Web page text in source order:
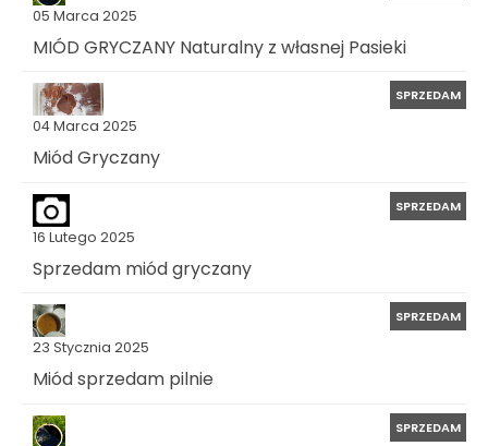
05 Marca 2025
MIÓD GRYCZANY Naturalny z własnej Pasieki
04 Marca 2025
SPRZEDAM
Miód Gryczany
16 Lutego 2025
SPRZEDAM
Sprzedam miód gryczany
23 Stycznia 2025
SPRZEDAM
Miód sprzedam pilnie
SPRZEDAM